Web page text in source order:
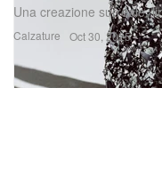
Calzature
Una creazione surreale,
Oct 30, 2025